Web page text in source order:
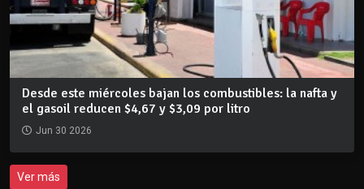
Desde este miércoles bajan los combustibles: la nafta y
el gasoil reducen $4,67 y $3,09 por litro
Jun 30 2026
Ver más